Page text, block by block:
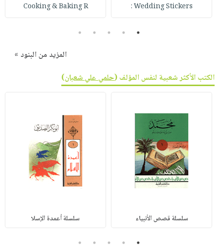
Wedding Stickers :
Cooking & Baking R
1
2
3
4
5
المزيد من البنود »
الكتب الأكثر شعبية لنفس المؤلف (حلمي علي شعبان)
سلسلة قصص الأنبياء سلسلة أعمدة الإسلا
1
2
3
4
5